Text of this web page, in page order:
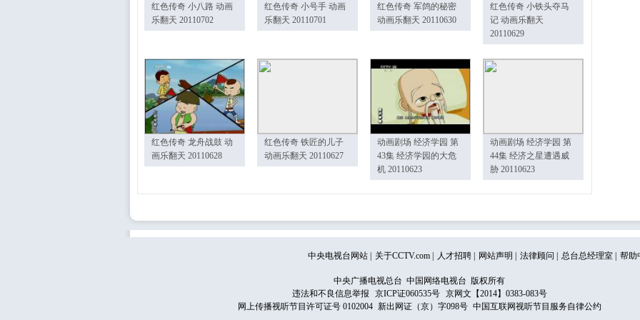
红色传奇 小八路 动画
乐翻天 20110702
红色传奇 小号手 动画
乐翻天 20110701
红色传奇 军鸽的秘密
动画乐翻天 20110630
红色传奇 小铁头夺马
记 动画乐翻天
20110629
红色传奇 龙舟战鼓 动
画乐翻天 20110628
红色传奇 铁匠的儿子
动画乐翻天 20110627
动画剧场 经济学园 第
43集 经济学园的大危
机 20110623
动画剧场 经济学园 第
44集 经济之星遭遇威
胁 20110623
中央电视台网站 关于CCTV.com 人才招聘 网站声明 法律顾问 总台总经理室 帮助
中央广播电视总台 中国网络电视台 版权所有
违法和不良信息举报
京ICP证060535号
京网文【2014】0383-083号
网上传播视听节目许可证号 0102004 新出网证（京）字098号 中国互联网视听节目服务自律公约